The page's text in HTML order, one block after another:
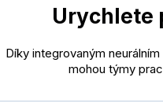
Urychlete
Díky integrovaným
mohou týmy